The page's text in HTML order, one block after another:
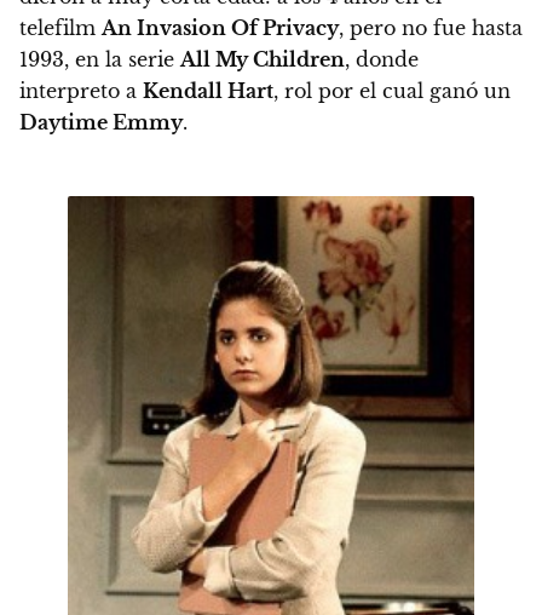
telefilm An Invasion Of Privacy, pero no fue hasta
1993, en la serie All My Children, donde
interpreto a Kendall Hart, rol por el cual ganó un
Daytime Emmy.